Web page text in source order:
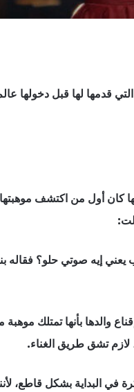
قدمها لها قبل دخولها
كان أول من اكتشف موهبتها
يعني إيه صوتي حلو؟
والدها بأنها تمتلك
تشق طريق الغناء.
البداية بشكل قاطع،